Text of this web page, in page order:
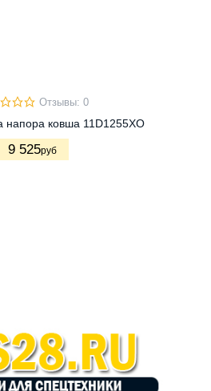
Отзывы: 0
ковша 11D1255XO
9 525руб